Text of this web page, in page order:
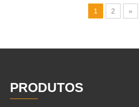
1 2 »
PRODUTOS